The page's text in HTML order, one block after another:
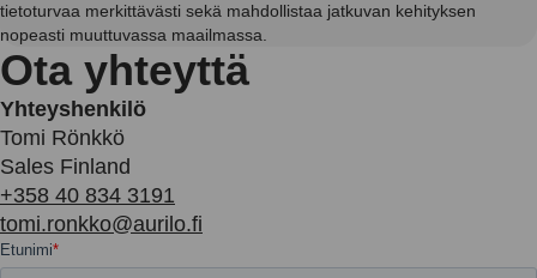
tietoturvaa merkittävästi sekä mahdollistaa jatkuvan kehityksen
nopeasti muuttuvassa maailmassa.
Ota yhteyttä
Yhteyshenkilö
Tomi Rönkkö
Sales Finland
+358 40 834 3191
tomi.ronkko@aurilo.fi